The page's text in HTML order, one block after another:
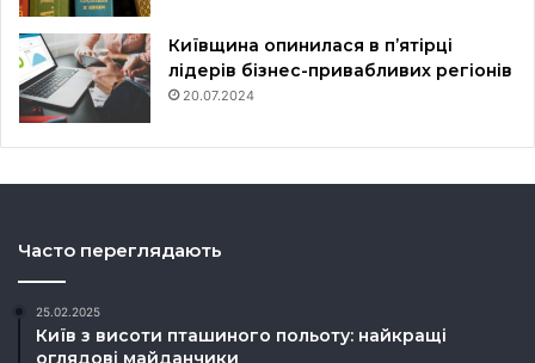
Київщина опинилася в пʼятірці
лідерів бізнес-привабливих регіонів
20.07.2024
Часто переглядають
25.02.2025
Київ з висоти пташиного польоту: найкращі
оглядові майданчики